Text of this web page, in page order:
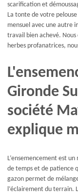
scarification et
La tonte de votre
mensuel avec une autre
travail bien achevé.
herbes profanatrices,
Gironde
société
explique
L’ensemencement est
de temps et de patience
gazon permet de
l’éclairement du terrain.